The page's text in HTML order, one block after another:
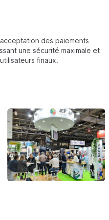
des paiements
une sécurité maximale et
finaux.